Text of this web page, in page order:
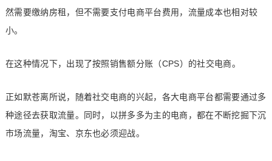
然需要缴纳房租，但不需要支付电商平台费用，流量成本也相对较
小。
在这种情况下，出现了按照销售额分账（CPS）的社交电商。
正如默苍离所说，随着社交电商的兴起，各大电商平台都需要通过多
种途径去获取流量。同时，以拼多多为主的电商，都在不断挖掘下沉
市场流量，淘宝、京东也必须迎战。